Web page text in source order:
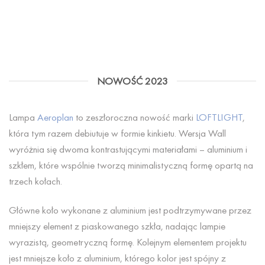
NOWOŚĆ 2023
Lampa Aeroplan to zeszłoroczna nowość marki LOFTLIGHT,
która tym razem debiutuje w formie kinkietu. Wersja Wall
wyróżnia się dwoma kontrastującymi materiałami – aluminium i
szkłem, które wspólnie tworzą minimalistyczną formę opartą na
trzech kołach.
Główne koło wykonane z aluminium jest podtrzymywane przez
mniejszy element z piaskowanego szkła, nadając lampie
wyrazistą, geometryczną formę. Kolejnym elementem projektu
jest mniejsze koło z aluminium, którego kolor jest spójny z